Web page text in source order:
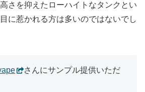
さを抑えたローハイトなタンクとい
に惹かれる方は多いのではないでし
さんにサンプル提供いただ